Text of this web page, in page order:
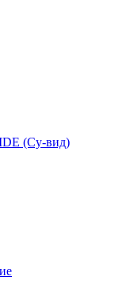
(Су-вид)